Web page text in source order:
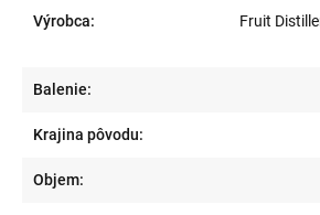
Výrobca:
Fruit
Balenie:
Krajina pôvodu:
Objem: